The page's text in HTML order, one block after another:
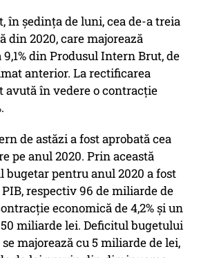
în şedinţa de luni, cea de-a treia
din 2020, care majorează
din Produsul Intern Brut, de
anterior. La rectificarea
avută în vedere o contracţie
de astăzi a fost aprobată cea
pe anul 2020. Prin această
bugetar pentru anul 2020 a fost
PIB, respectiv 96 de miliarde de
economică de 4,2% şi un
miliarde lei. Deficitul bugetului
majorează cu 5 miliarde de lei,